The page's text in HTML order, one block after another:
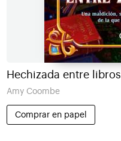
Hechizada entre libros
Amy Coombe
Comprar en papel